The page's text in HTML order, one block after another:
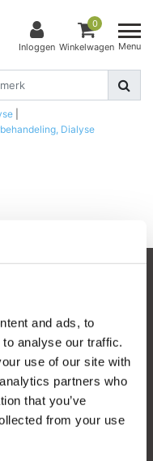
and ads, to
analyse our traffic.
use of our site with
partners who
that you’ve
from your use
Inloggen
0
Winkelwagen Menu
Dialyse